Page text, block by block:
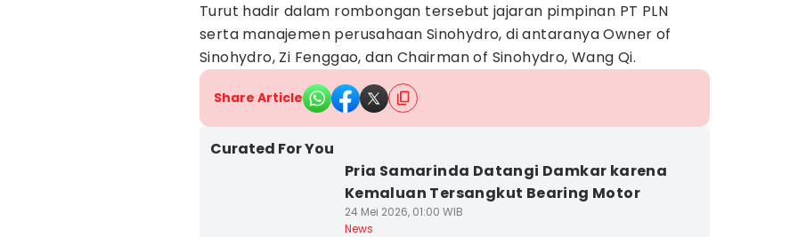
Turut hadir dalam rombongan tersebut jajaran pimpinan PT PLN
serta manajemen perusahaan Sinohydro, di antaranya Owner of
Sinohydro, Zi Fenggao, dan Chairman of Sinohydro, Wang Qi.
Share Article
Curated For You
Pria Samarinda Datangi Damkar karena
Kemaluan Tersangkut Bearing Motor
24 Mei 2026, 01:00 WIB
News